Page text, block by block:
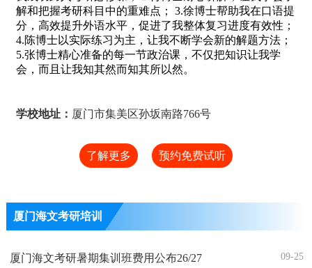
解和把握考研科目中的重难点； 3.徐博士帮助我在口语提
分，高效提升外语水平，促进了我整体复习进度有效性；
4.陈博士以实际练习为主，让我不断学会新的解题方法；
5.张博士精心准备的每一节政治课，不仅把知识让我学
会，而且让我知其然而知其所以然。
学校地址： 厦门市集美区孙坂南路766号
了解更多 预约免费试听
厦门海文考研培训
厦门海文考研暑期集训班费用公布26/27 09-25